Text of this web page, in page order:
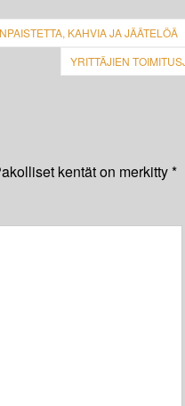
KAHVIA JA JÄÄTELÖÄ
YRITTÄJIEN
kentät on merkitty*